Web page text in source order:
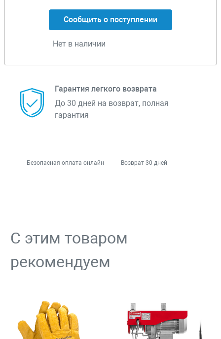
Сообщить о поступлении
Нет в наличии
Гарантия легкого возврата
До 30 дней на возврат, полная
гарантия
Безопасная оплата онлайн Возврат 30 дней
С этим товаром
рекомендуем